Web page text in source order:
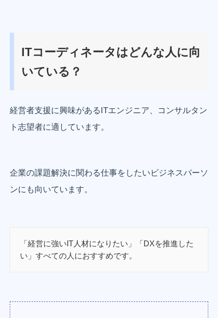
ITコーディネータはどんな人に向
いている？
経営者支援に興味があるITエンジニア、コンサルタン
ト志望者に適しています。
企業の課題解決に関わる仕事をしたいビジネスパーソ
ンにも向いています。
「経営に強いIT人材になりたい」「DXを推進した
い」すべての人におすすめです。